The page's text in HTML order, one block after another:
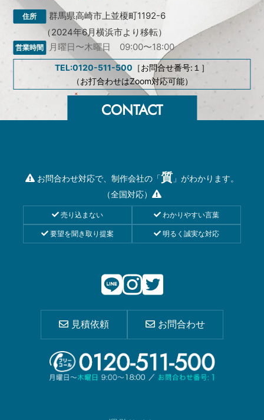
群馬県高崎市上並榎町1192-6
（2024年6月横浜市より移転）
月曜日〜木曜日 09:00〜18:00
TEL:0120-511-500 ［お問合せ番号:１］
（お打合わせはZoom対応可能）
お問合わせ対応で、制作会社の「質 」がわかります。
（全国対応）
売り込まない わかりやすい言葉
要望を聞き取り提案 明るく誠実な対応
見積依頼 お問合わせ